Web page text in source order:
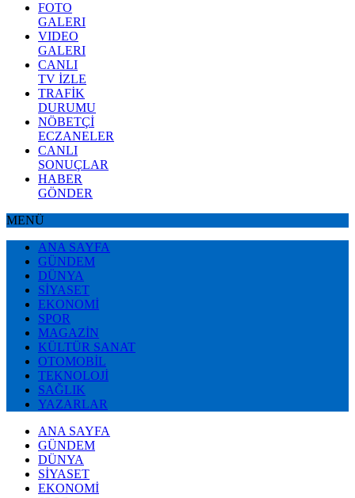
FOTO
GALERI
VIDEO
GALERI
CANLI
TV İZLE
TRAFİK
DURUMU
NÖBETÇİ
ECZANELER
CANLI
SONUÇLAR
HABER
GÖNDER
MENÜ
ANA SAYFA
GÜNDEM
DÜNYA
SİYASET
EKONOMİ
SPOR
MAGAZİN
KÜLTÜR SANAT
OTOMOBİL
TEKNOLOJİ
SAĞLIK
YAZARLAR
ANA SAYFA
GÜNDEM
DÜNYA
SİYASET
EKONOMİ